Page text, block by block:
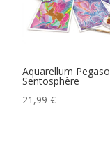
Aquarellum Pegaso
Sentosphère
21,99€